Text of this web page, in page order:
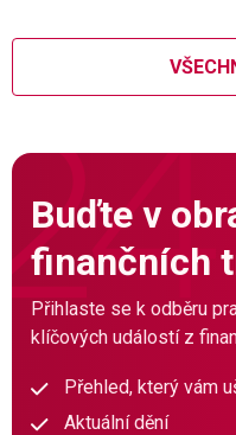
Buďte v
finančních
Přihlaste se k odběru
klíčových událostí z
Přehled, který vám
Aktuální dění